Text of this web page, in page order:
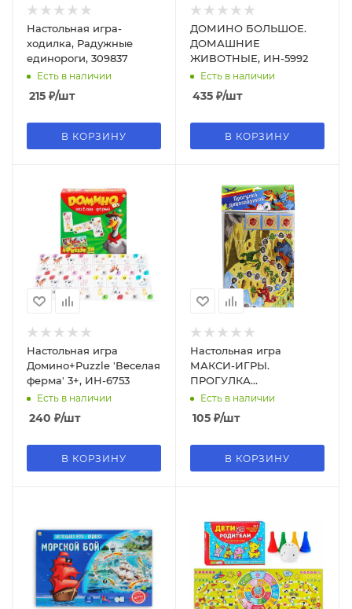
Настольная игра-
ходилка, Радужные
единороги, 309837
Есть в наличии
215 ₽/шт
В КОРЗИНУ
ДОМИНО БОЛЬШОЕ.
ДОМАШНИЕ
ЖИВОТНЫЕ, ИН-5992
Есть в наличии
435 ₽/шт
В КОРЗИНУ
Настольная игра
Домино+Puzzle 'Веселая
ферма' 3+, ИН-6753
Есть в наличии
240 ₽/шт
В КОРЗИНУ
Настольная игра
МАКСИ-ИГРЫ.
ПРОГУЛКА
ДИНОЗАВРИКОВ (Арт.
ИН-7322)
Есть в наличии
105 ₽/шт
В КОРЗИНУ